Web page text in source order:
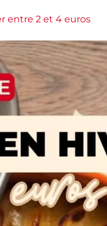
entre 2 et 4 euros